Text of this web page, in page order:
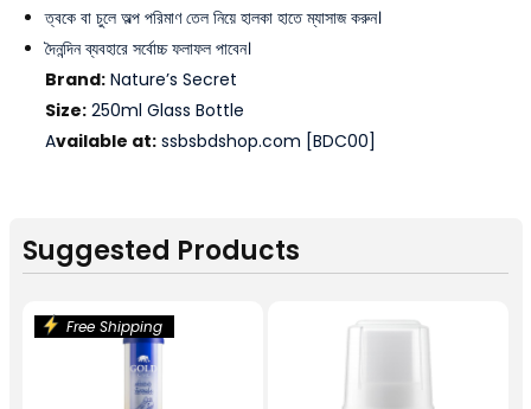
ত্বকে বা চুলে অল্প পরিমাণ তেল নিয়ে হালকা হাতে ম্যাসাজ করুন।
দৈনন্দিন ব্যবহারে সর্বোচ্চ ফলাফল পাবেন।
Brand:Nature’s Secret
Size:250ml Glass Bottle
Available at:ssbsbdshop.com [BDC00]
Suggested Products
Free Shipping